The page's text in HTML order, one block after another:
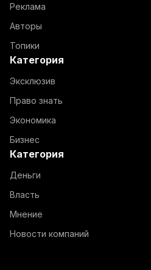
Реклама
Авторы
Топики
Категория
Эксклюзив
Право знать
Экономика
Бизнес
Категория
Деньги
Власть
Мнение
Новости компаний